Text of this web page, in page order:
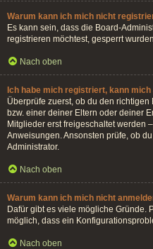
Warum kann ich mich nicht
Es kann sein, dass die Board-
registrieren möchtest, gesperrt
Nach oben
Ich habe mich registriert, kann
Überprüfe zuerst, ob du den
bzw. einer deiner Eltern oder deiner
Mitglieder erst freigeschaltet werden
Anweisungen. Ansonsten prüfe, ob
Administrator.
Nach oben
Warum kann ich mich nicht
Dafür gibt es viele mögliche Gründe.
möglich, dass ein
Nach oben